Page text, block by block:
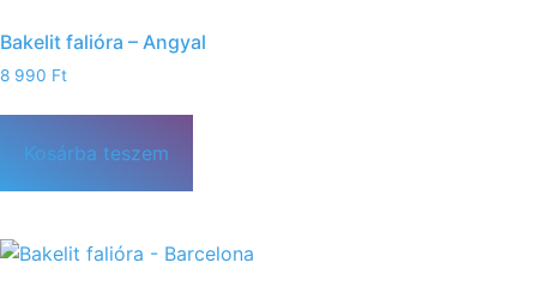
Bakelit falióra – Angyal
8 990 Ft
Kosárba teszem